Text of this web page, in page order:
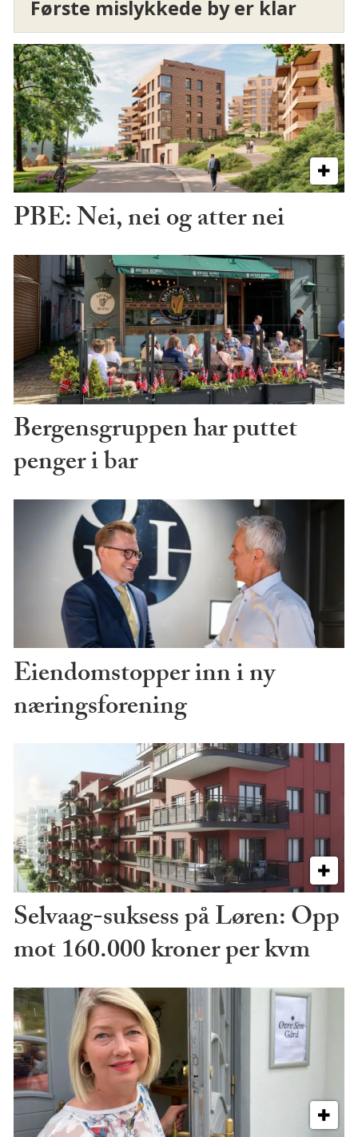
Første mislykkede by er klar
PBE: Nei, nei og atter nei
Bergensgruppen har puttet
penger i bar
Eiendomstopper inn i ny
næringsforening
Selvaag-suksess på Løren: Opp
mot 160.000 kroner per kvm